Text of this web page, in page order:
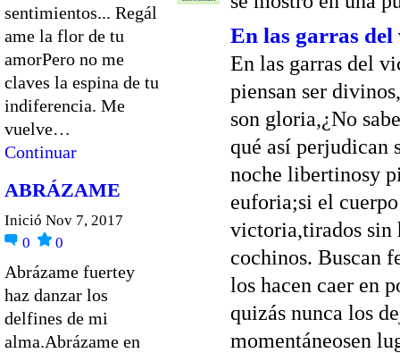
sentimientos... Regál
ame la flor de tu
amorPero no me
claves la espina de tu
indiferencia. Me
vuelve…
Continuar
ABRÁZAME
Inició Nov 7, 2017
0
0
Abrázame fuertey
haz danzar los
delfines de mi
alma.Abrázame en
En las garras del
En las garras del
piensan ser
son gloria,¿No
qué así perjudican
noche libertinosy
euforia;si el
victoria,tirados sin
cochinos. Buscan
los hacen caer en
quizás nunca los
momentáneosen